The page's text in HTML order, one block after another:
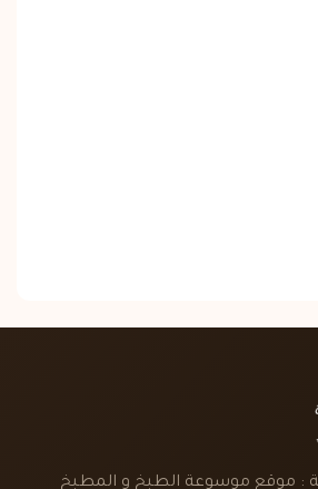
: موقع موسوعة الطبخ و المطبخ